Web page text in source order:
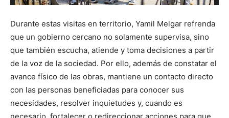
Durante estas visitas en territorio, Yamil Melgar refrenda
que un gobierno cercano no solamente supervisa, sino
que también escucha, atiende y toma decisiones a partir
de la voz de la sociedad. Por ello, además de constatar el
avance físico de las obras, mantiene un contacto directo
con las personas beneficiadas para conocer sus
necesidades, resolver inquietudes y, cuando es